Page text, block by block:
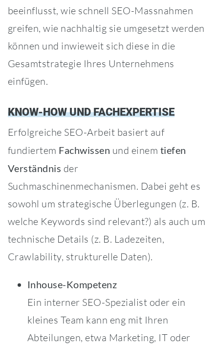
beeinflusst, wie schnell SEO-Massnahmen
greifen, wie nachhaltig sie umgesetzt werden
können und inwieweit sich diese in die
Gesamtstrategie Ihres Unternehmens
einfügen.
KNOW-HOW UND FACHEXPERTISE
Erfolgreiche SEO-Arbeit basiert auf
fundiertem Fachwissen und einem tiefen
Verständnis der
Suchmaschinenmechanismen. Dabei geht es
sowohl um strategische Überlegungen (z. B.
welche Keywords sind relevant?) als auch um
technische Details (z. B. Ladezeiten,
Crawlability, strukturelle Daten).
Inhouse-Kompetenz
Ein interner SEO-Spezialist oder ein
kleines Team kann eng mit Ihren
Abteilungen, etwa Marketing, IT oder